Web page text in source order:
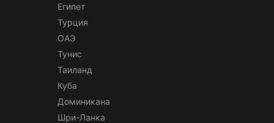
Египет
Турция
ОАЭ
Тунис
Таиланд
Куба
Доминикана
Шри-Ланка